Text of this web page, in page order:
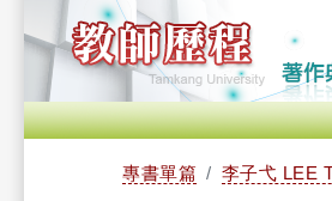
專書單篇 李子弋 LEE